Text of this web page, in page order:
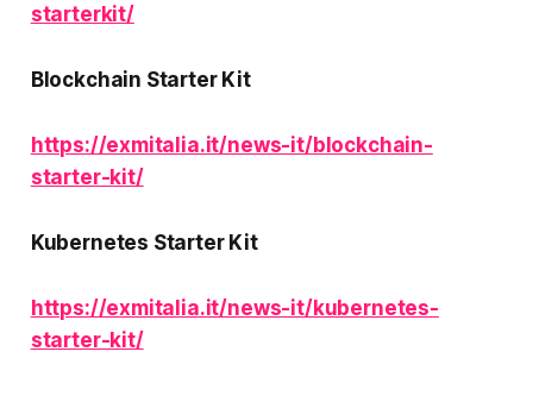
starterkit/
Blockchain Starter Kit
https://exmitalia.it/news-it/blockchain-
starter-kit/
Kubernetes Starter Kit
https://exmitalia.it/news-it/kubernetes-
starter-kit/